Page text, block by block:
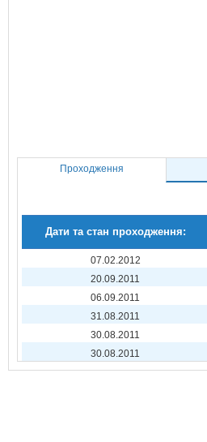
Проходження
Дати та стан проходження:
07.02.2012
20.09.2011
06.09.2011
31.08.2011
30.08.2011
30.08.2011